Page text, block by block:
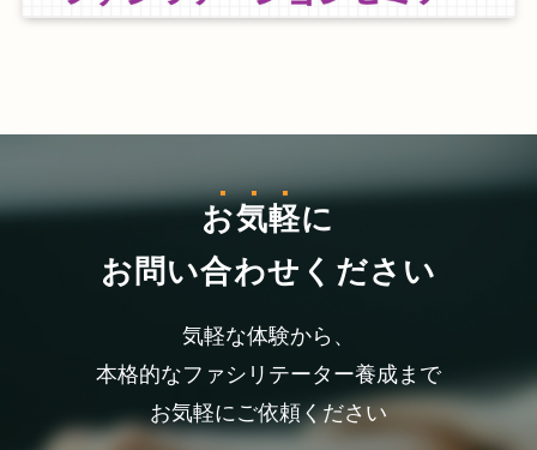
お気軽に
お問い合わせください
気軽な体験から、
本格的なファシリテーター養成まで
お気軽にご依頼ください